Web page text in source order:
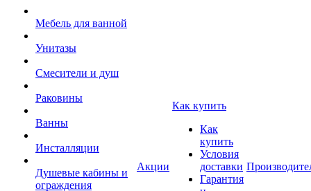
Мебель для ванной
Унитазы
Смесители и душ
Раковины
Ванны
Инсталляции
Душевые кабины и
ограждения
Акции
Как купить
Как
купить
Условия
доставки
Гарантия